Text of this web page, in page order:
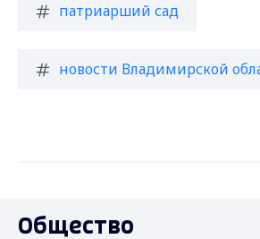
патриарший сад
новости Владимирской
Общество